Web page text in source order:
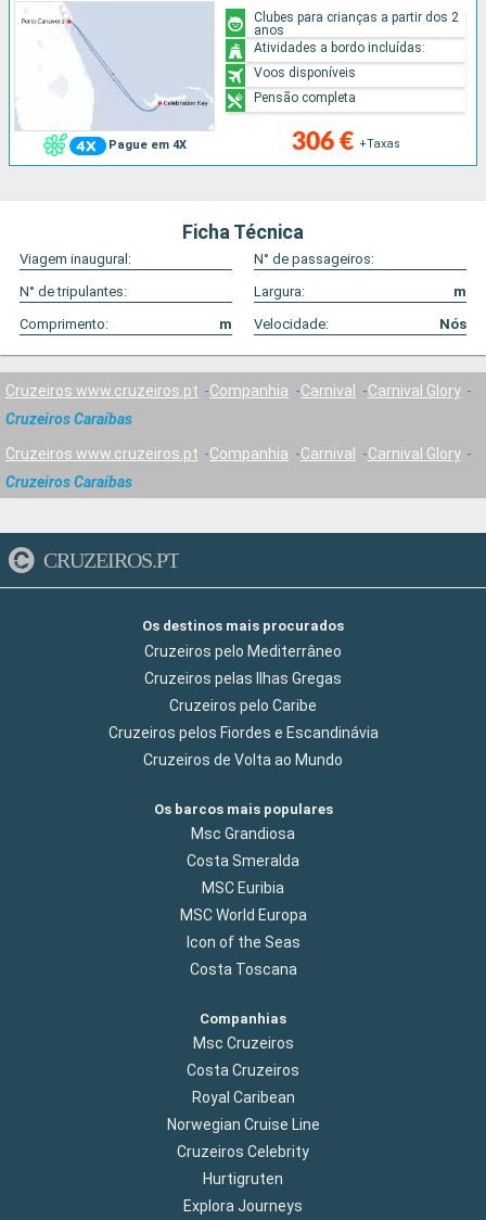
Pague em 4X 306 € +Taxas
Clubes para crianças a partir dos 2
anos
Atividades a bordo incluídas:
Voos disponíveis
Pensão completa
Ficha Técnica
Viagem inaugural:
N° de passageiros:
N° de tripulantes:
Largura:
m
Comprimento:
m Velocidade: Nós
Cruzeiros www.cruzeiros.pt Companhia Carnival
Carnival Glory
Cruzeiros Caraíbas
Cruzeiros www.cruzeiros.pt Companhia Carnival
Carnival Glory
Cruzeiros Caraíbas
CRUZEIROS.PT
Os destinos mais procurados
Cruzeiros pelo Mediterrâneo
Cruzeiros pelas Ilhas Gregas
Cruzeiros pelo Caribe
Cruzeiros pelos Fiordes e Escandinávia
Cruzeiros de Volta ao Mundo
Os barcos mais populares
Msc Grandiosa
Costa Smeralda
MSC Euribia
MSC World Europa
Icon of the Seas
Costa Toscana
Companhias
Msc Cruzeiros
Costa Cruzeiros
Royal Caribean
Norwegian Cruise Line
Cruzeiros Celebrity
Hurtigruten
Explora Journeys